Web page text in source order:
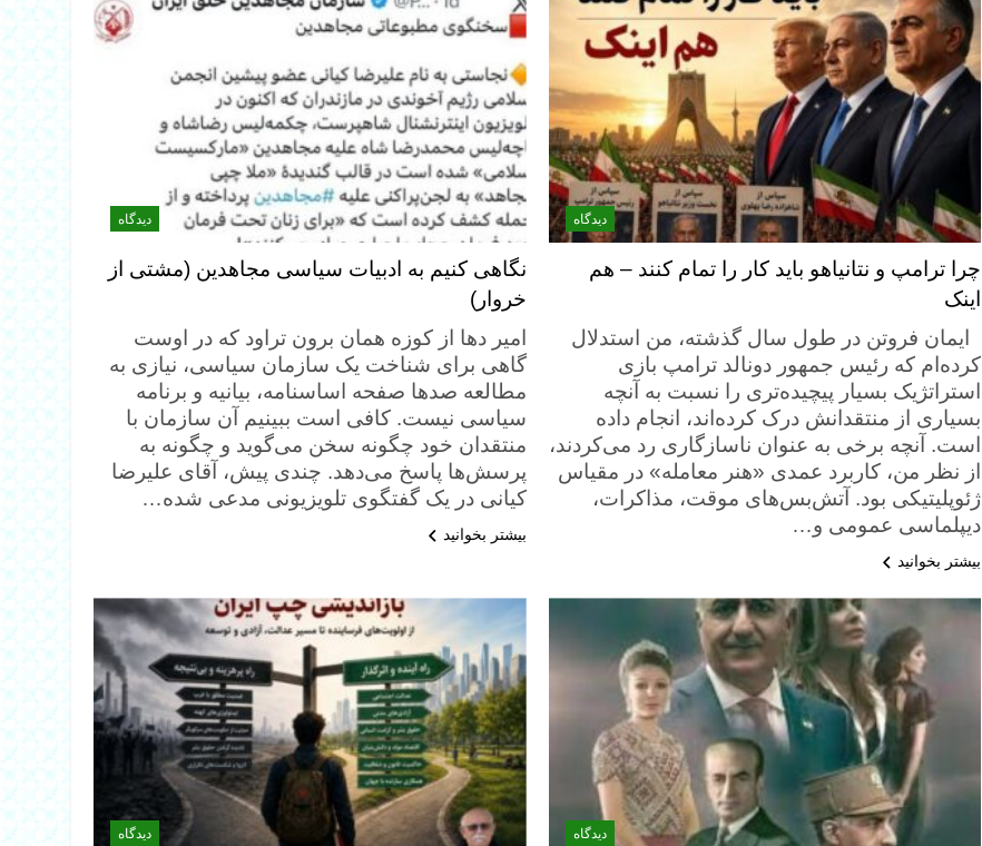
دیدگاه
چرا ترامپ و نتانیاهو باید کار را تمام کنند – هم
اینک
ایمان فروتن در طول سال گذشته، من استدلال
کرده‌ام که رئیس جمهور دونالد ترامپ بازی
استراتژیک بسیار پیچیده‌تری را نسبت به آنچه
بسیاری از منتقدانش درک کرده‌اند، انجام داده
است. آنچه برخی به عنوان ناسازگاری رد می‌کردند،
از نظر من، کاربرد عمدی «هنر معامله» در مقیاس
ژئوپلیتیکی بود. آتش‌بس‌های موقت، مذاکرات،
دیپلماسی عمومی و…
بیشتر بخوانید
دیدگاه
نگاهی کنیم به ادبیات سیاسی مجاهدین (مشتی از
خروار)
امیر دها از کوزه همان برون تراود که در اوست
گاهی برای شناخت یک سازمان سیاسی، نیازی به
مطالعه صدها صفحه اساسنامه، بیانیه و برنامه
سیاسی نیست. کافی است ببینیم آن سازمان با
منتقدان خود چگونه سخن می‌گوید و چگونه به
پرسش‌ها پاسخ می‌دهد. چندی پیش، آقای علیرضا
کیانی در یک گفتگوی تلویزیونی مدعی شده…
بیشتر بخوانید
دیدگاه دیدگاه